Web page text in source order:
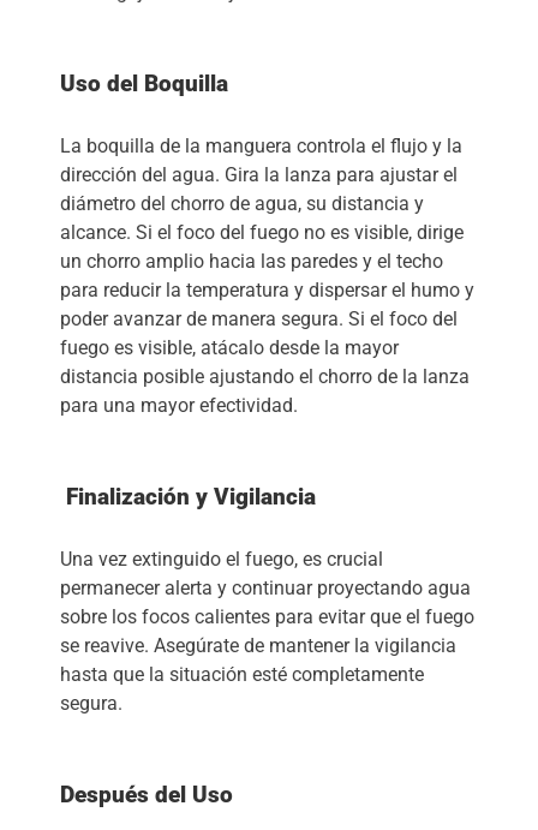
Uso del Boquilla
La boquilla de la manguera controla el flujo y la
dirección del agua. Gira la lanza para ajustar el
diámetro del chorro de agua, su distancia y
alcance. Si el foco del fuego no es visible, dirige
un chorro amplio hacia las paredes y el techo
para reducir la temperatura y dispersar el humo y
poder avanzar de manera segura. Si el foco del
fuego es visible, atácalo desde la mayor
distancia posible ajustando el chorro de la lanza
para una mayor efectividad.
Finalización y Vigilancia
Una vez extinguido el fuego, es crucial
permanecer alerta y continuar proyectando agua
sobre los focos calientes para evitar que el fuego
se reavive. Asegúrate de mantener la vigilancia
hasta que la situación esté completamente
segura.
Después del Uso